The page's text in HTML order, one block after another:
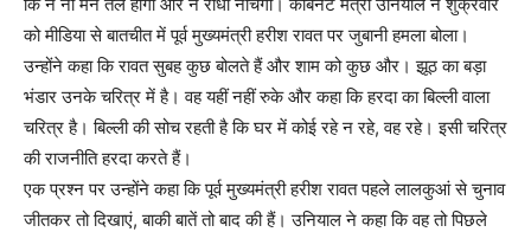
को मीडिया से बातचीत में पूर्व मुख्यमंत्री हरीश रावत पर जुबानी हमला बोला।
उन्होंने कहा कि रावत सुबह कुछ बोलते हैं और शाम को कुछ और। झूठ का बड़ा
भंडार उनके चरित्र में है। वह यहीं नहीं रुके और कहा कि हरदा का बिल्ली वाला
चरित्र है। बिल्ली की सोच रहती है कि घर में कोई रहे न रहे, वह रहे। इसी चरित्र
की राजनीति हरदा करते हैं।
एक प्रश्न पर उन्होंने कहा कि पूर्व मुख्यमंत्री हरीश रावत पहले लालकुआं से चुनाव
जीतकर तो दिखाएं, बाकी बातें तो बाद की हैं। उनियाल ने कहा कि वह तो पिछले